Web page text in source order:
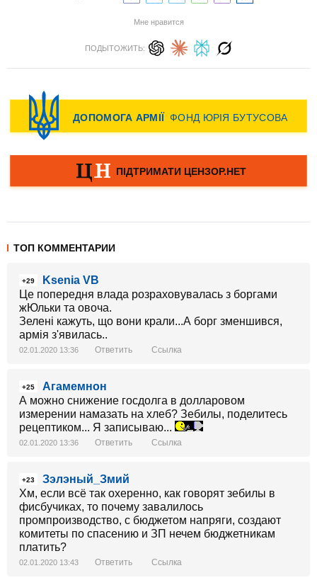
Мне нравится
ПОДЫТОЖИТЬ:
ТОП КОММЕНТАРИИ
+29
Ksenia VB
Це попередня влада розраховувалась з боргами
жЮльки та овоча.
Зелені кажуть, що вони крали...А борг зменшився,
армія з'явилась..
02.01.2020 13:36 Ответить Ссылка
+25
Агамемнон
А можно снижение госдолга в долларовом
измерении намазать на хлеб? Зебилы, поделитесь
рецептиком... Я записываю...
02.01.2020 13:36 Ответить Ссылка
+23
Зэлэный_Змий
Хм, если всё так охеренно, как говорят зебилы в
фисбучиках, то почему завалилось
промпроизводство, с бюджетом напряги, создают
комитеты по спасению и ЗП нечем бюджетникам
платить?
02.01.2020 13:43 Ответить Ссылка